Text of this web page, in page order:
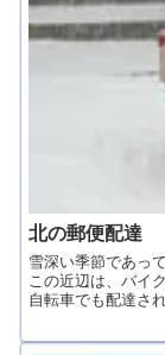
北の郵便配達
雪深い季節であっ
この近辺は、バイ
自転車でも配達さ